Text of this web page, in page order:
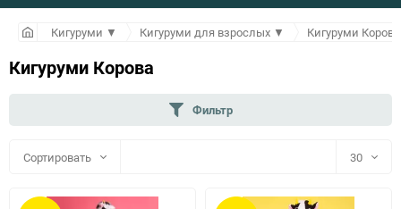
Кигуруми ▼ Кигуруми для взрослых ▼ Кигуруми
Кигуруми Корова
Фильтр
Сортировать 30